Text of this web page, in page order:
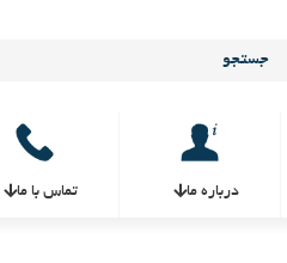
درباره ما تماس با ما